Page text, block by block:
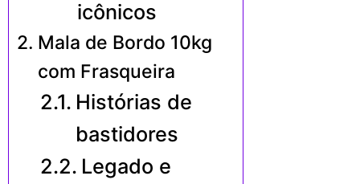
icônicos
Mala de Bordo 10kg
com Frasqueira
Histórias de
bastidores
Legado e